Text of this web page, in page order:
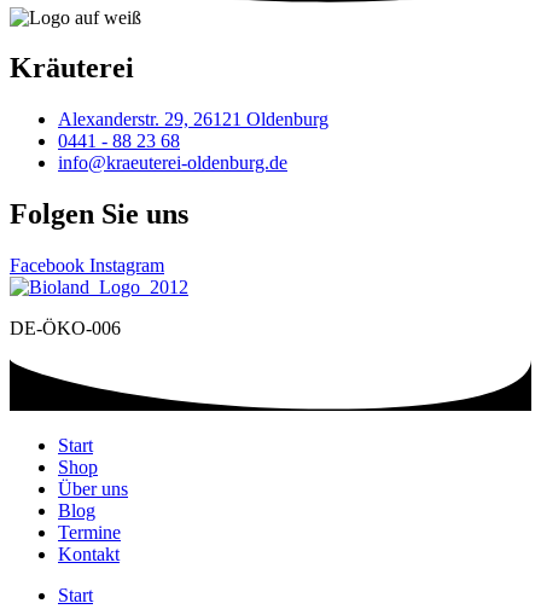
Kräuterei
Alexanderstr. 29, 26121 Oldenburg
0441 - 88 23 68
info@kraeuterei-oldenburg.de
Folgen Sie uns
Facebook Instagram
DE-ÖKO-006
Start
Shop
Über uns
Blog
Termine
Kontakt
Start